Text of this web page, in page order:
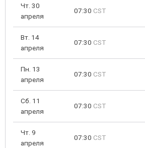
Чт. 30
апреля
07:30 CST
Вт. 14
апреля
07:30 CST
Пн. 13
апреля
07:30 CST
Сб. 11
апреля
07:30 CST
Чт. 9
апреля
07:30 CST